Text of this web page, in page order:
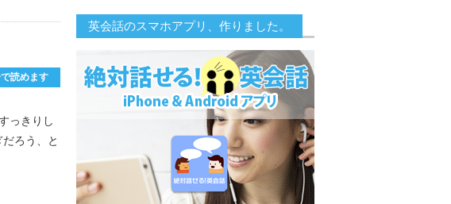
読めます
っきりし
ろう、と
英会話のスマホアプリ、作りました。